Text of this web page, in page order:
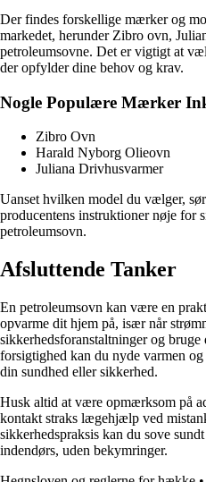
Der findes forskellige mærker og
markedet, herunder Zibro ovn,
petroleumsovne. Det er vigtigt at
der opfylder dine behov og krav.
Nogle Populære Mærker
Zibro Ovn
Harald Nyborg Olieovn
Juliana Drivhusvarmer
Uanset hvilken model du vælger,
producentens instruktioner nøje for
petroleumsovn.
Afsluttende Tanker
En petroleumsovn kan være en
opvarme dit hjem på, især når
sikkerhedsforanstaltninger og
forsigtighed kan du nyde varmen
din sundhed eller sikkerhed.
Husk altid at være opmærksom på
kontakt straks lægehjælp ved
sikkerhedspraksis kan du sove
indendørs, uden bekymringer.